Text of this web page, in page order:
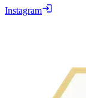
Instagram